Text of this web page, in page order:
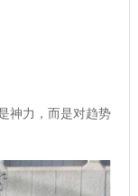
神力，而是对趋势